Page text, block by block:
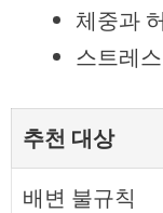
체중과
스트레
추천 대상
배변 불규칙